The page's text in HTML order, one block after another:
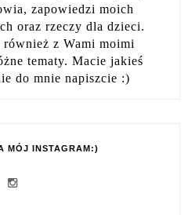
zapowiedzi moich
oraz rzeczy dla dzieci.
również z Wami moimi
tematy. Macie jakieś
do mnie napiszcie :)
MÓJ INSTAGRAM:)